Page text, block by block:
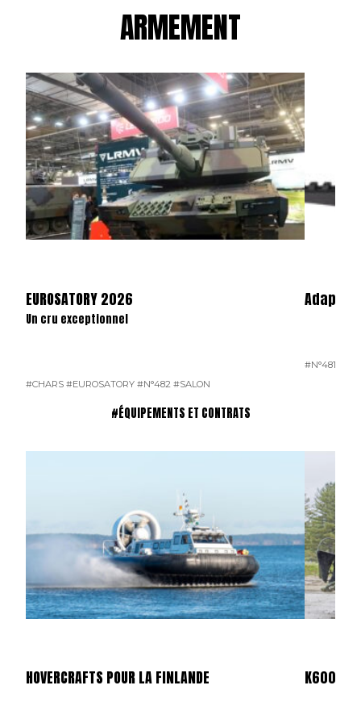
ARMEMENT
EUROSATORY 2026
Un cru exceptionnel
#CHARS #EUROSATORY #N°482 #SALON
#N°481
#ÉQUIPEMENTS ET CONTRATS
HOVERCRAFTS POUR LA FINLANDE K600